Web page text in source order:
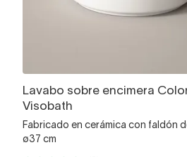
Lavabo sobre encimera
Visobath
Fabricado en cerámica con faldón
ø37 cm